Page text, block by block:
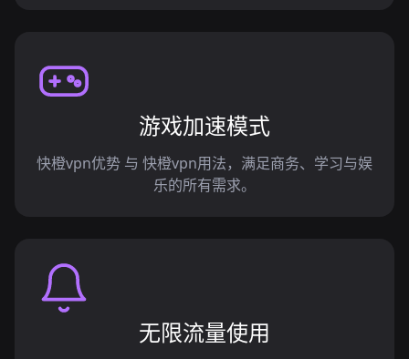
游戏加速模式
快橙vpn优势 与 快橙vpn用法，满足商务、学习与娱
乐的所有需求。
无限流量使用